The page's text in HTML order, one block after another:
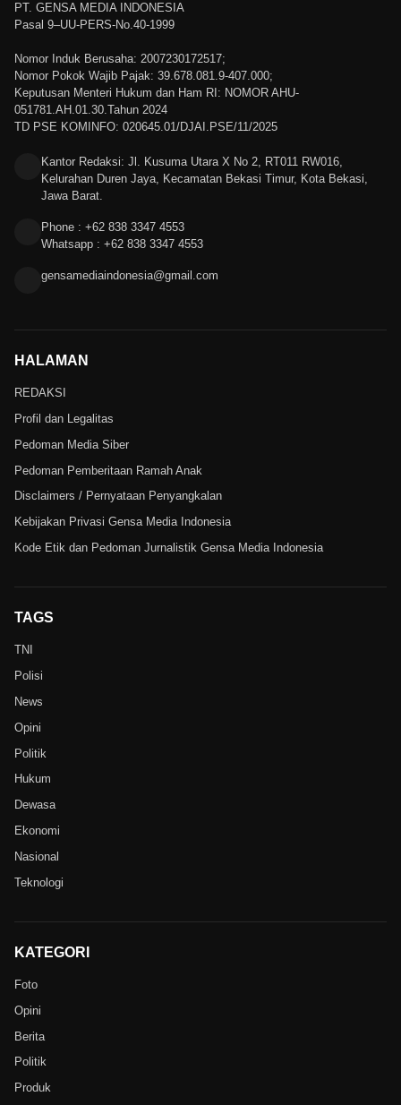
PT. GENSA MEDIA INDONESIA
Pasal 9–UU-PERS-No.40-1999
Nomor Induk Berusaha: 2007230172517;
Nomor Pokok Wajib Pajak: 39.678.081.9-407.000;
Keputusan Menteri Hukum dan Ham RI: NOMOR AHU-
051781.AH.01.30.Tahun 2024
TD PSE KOMINFO: 020645.01/DJAI.PSE/11/2025
Kantor Redaksi: Jl. Kusuma Utara X No 2, RT011 RW016,
Kelurahan Duren Jaya, Kecamatan Bekasi Timur, Kota Bekasi,
Jawa Barat.
Phone : +62 838 3347 4553
Whatsapp : +62 838 3347 4553
gensamediaindonesia@gmail.com
HALAMAN
REDAKSI
Profil dan Legalitas
Pedoman Media Siber
Pedoman Pemberitaan Ramah Anak
Disclaimers / Pernyataan Penyangkalan
Kebijakan Privasi Gensa Media Indonesia
Kode Etik dan Pedoman Jurnalistik Gensa Media Indonesia
TAGS
TNI
Polisi
News
Opini
Politik
Hukum
Dewasa
Ekonomi
Nasional
Teknologi
KATEGORI
Foto
Opini
Berita
Politik
Produk